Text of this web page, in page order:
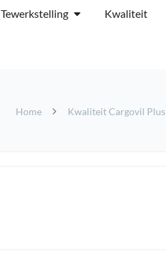
Tewerkstelling Kwaliteit
Home Kwaliteit Cargovil Plus